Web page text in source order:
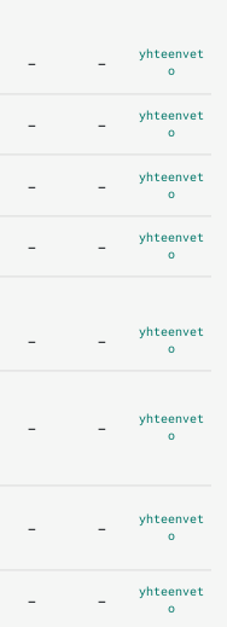
- -
yhteenvet
o
- -
yhteenvet
o
- -
yhteenvet
o
- -
yhteenvet
o
- -
yhteenvet
o
- -
yhteenvet
o
- -
yhteenvet
o
- -
yhteenvet
o